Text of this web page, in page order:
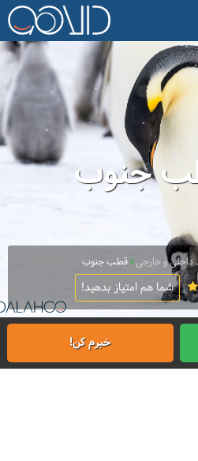
جنوب
و خارجی قطب جنوب
شما هم امتیاز بدهید!
خبرم کن!